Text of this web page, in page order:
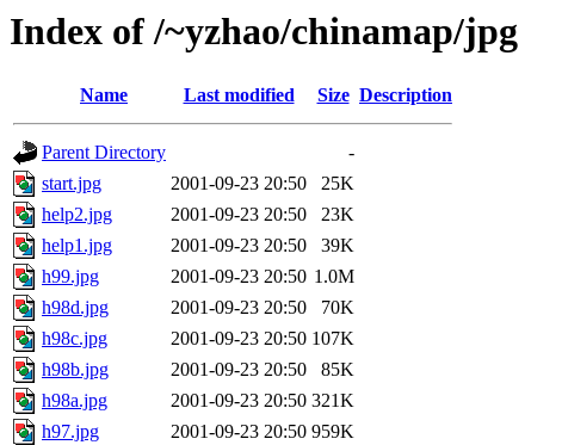
Index of /~yzhao/chinamap/jpg
Name Last modified Size Description
Parent Directory
-
start.jpg
2001-09-23 20:50
25K
help2.jpg
2001-09-23 20:50
23K
help1.jpg
2001-09-23 20:50
39K
h99.jpg
2001-09-23 20:50 1.0M
h98d.jpg
2001-09-23 20:50
70K
h98c.jpg
2001-09-23 20:50 107K
h98b.jpg
2001-09-23 20:50
85K
h98a.jpg
2001-09-23 20:50 321K
h97.jpg
2001-09-23 20:50 959K